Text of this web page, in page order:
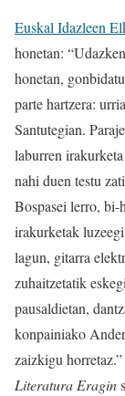
Euskal Idazleen
honetan:
honetan,
parte hartzera:
Santutegian.
laburren
nahi duen testu
Bospasei lerro,
irakurketak
lagun, gitarra
zuhaitzetatik
pausaldietan,
konpainiako
zaizkigu horretaz.”
Literatura Eragin